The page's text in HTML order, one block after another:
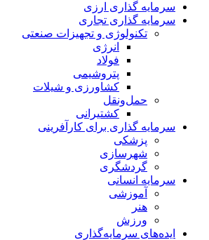
سرمایه گذاری ارزی
سرمایه گذاری تجاری
تکنولوژی و تجهیزات صنعتی
انرژی
فولاد
پتروشیمی
کشاورزی و شیلات
حمل‌و‌نقل
کشتیرانی
سرمایه گذاری برای کارآفرینی
پزشکی
شهرسازی
گردشگری
سرمایه انسانی
آموزشی
هنر
ورزش
ایده‌های سرمایه‌گذاری